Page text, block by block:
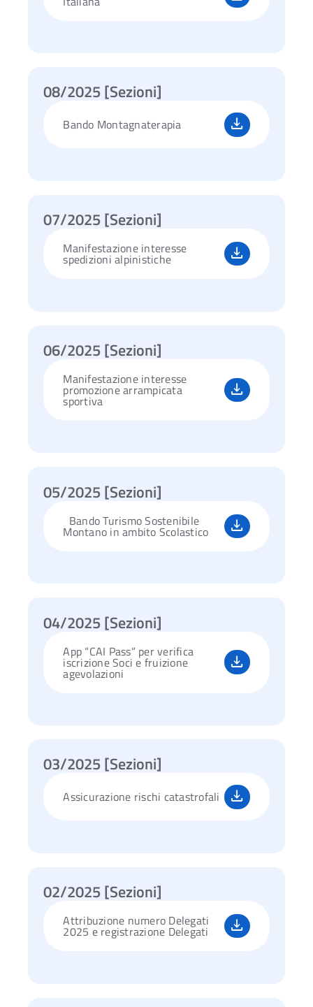
08/2025 [Sezioni]
Bando Montagnaterapia
07/2025 [Sezioni]
Manifestazione interesse
spedizioni alpinistiche
06/2025 [Sezioni]
Manifestazione interesse
promozione arrampicata
sportiva
05/2025 [Sezioni]
Bando Turismo Sostenibile
Montano in ambito Scolastico
04/2025 [Sezioni]
App “CAI Pass” per verifica
iscrizione Soci e fruizione
agevolazioni
03/2025 [Sezioni]
Assicurazione rischi catastrofali
02/2025 [Sezioni]
Attribuzione numero Delegati
2025 e registrazione Delegati